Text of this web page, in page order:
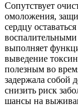
Сопутствует
омоложения,
сердцу
выполняет
выведение
полезным во
задержала собой
снизить риск
шансы на